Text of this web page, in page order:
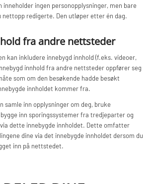
inneholder ingen personopplysninger, men bare
nettopp redigerte. Den utløper etter én dag.
fra andre nettsteder
kan inkludere innebygd innhold (f.eks. videoer,
innhold fra andre nettsteder oppfører seg
som om den besøkende hadde besøkt
innholdet kommer fra.
samle inn opplysninger om deg, bruke
inn sporingssystemer fra tredjeparter og
dette innebygde innholdet. Dette omfatter
dine via det innebygde innholdet dersom du
inn på nettstedet.